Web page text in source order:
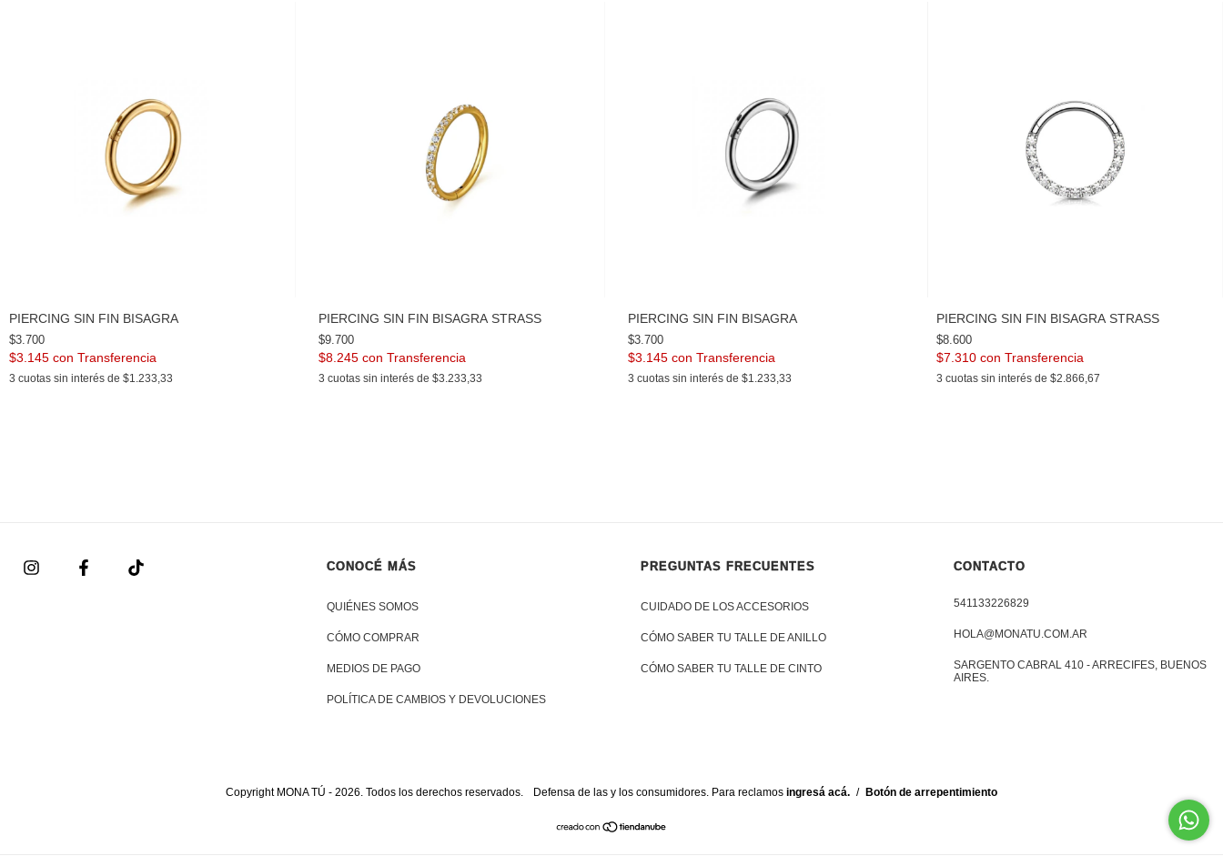
PIERCING SIN FIN BISAGRA
$3.700
$3.145 con
3 cuotas sin interés de $1.233,33
PIERCING SIN FIN BISAGRA STRASS
$9.700
$8.245 con
3 cuotas sin interés de $3.233,33
PIERCING SIN FIN BISAGRA
$3.700
$3.145 con
3 cuotas sin interés de $1.233,33
PIERCING SIN FIN BISAGRA STRASS
$8.600
$7.310con
3 cuotas sin interés de$2.866,67
CONOCÉ MÁS
QUIÉNES SOMOS
CÓMO COMPRAR
MEDIOS DE PAGO
POLÍTICA DE CAMBIOS Y DEVOLUCIONES
PREGUNTAS FRECUENTES
CUIDADO DE LOS ACCESORIOS
CÓMO SABER TU TALLE DE ANILLO
CÓMO SABER TU TALLE DE CINTO
CONTACTO
541133226829
HOLA@MONATU.COM.AR
SARGENTO CABRAL 410 - ARRECIFES, BUENOS
AIRES.
Copyright MONA TÚ - 2026. Todos los derechos reservados. Defensa de las y los consumidores. Para reclamos ingresá acá. / Botón de arrepentimiento